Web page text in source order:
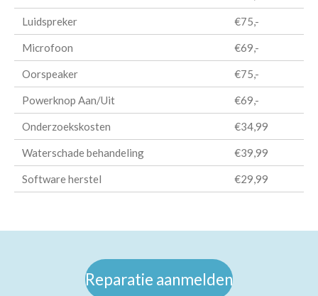
Luidspreker €75,-
Microfoon €69,-
Oorspeaker €75,-
Powerknop Aan/Uit €69,-
Onderzoekskosten €34,99
Waterschade behandeling €39,99
Software herstel €29,99
Reparatie aanmelden